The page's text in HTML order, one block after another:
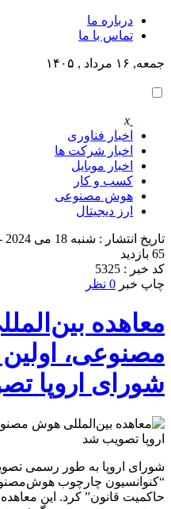
درباره ما
تماس با ما
جمعه, ۱۶ مرداد , ۱۴۰۵
x
اخبار فناوری
اخبار شرکت ها
اخبار موبایل
کسب و کار
هوش مصنوعی
ارز دیجیتال
تاریخ انتشار : شنبه 18 می 2024 - 14:03
65 بازدید
کد خبر : 5325
چاپ خبر 0 نظر
معاهده
مصنوعی،
شورای اروپا
شورای اروپا به طور رسمی
“کنوانسیون چارچوب
حاکمیت قانون” کرد. این معاهده